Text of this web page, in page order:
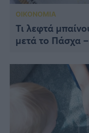
ΟΙΚΟΝΟΜΙΑ
Τι λεφτά
μετά το Πάσχα